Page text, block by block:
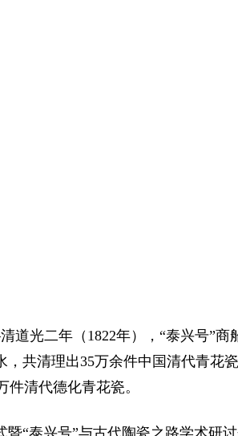
光二年（1822年），“泰兴号”
共清理出35万余件中国清代青花
清代德化青花瓷。